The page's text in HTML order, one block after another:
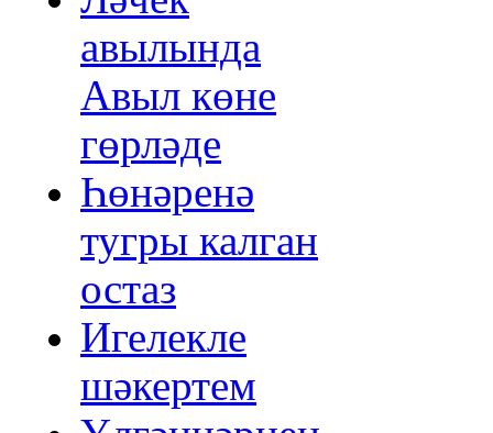
авылында
Авыл көне
гөрләде
Һөнәренә
тугры калган
остаз
Игелекле
шәкертем